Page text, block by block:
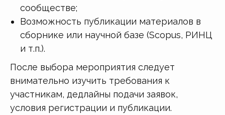
сообществе;
Возможность публикации материалов в
сборнике или научной базе (Scopus, РИНЦ
и т.п.).
После выбора мероприятия следует
внимательно изучить требования к
участникам, дедлайны подачи заявок,
условия регистрации и публикации.